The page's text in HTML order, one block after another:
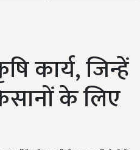
कार्य, जिन्हें
के लिए